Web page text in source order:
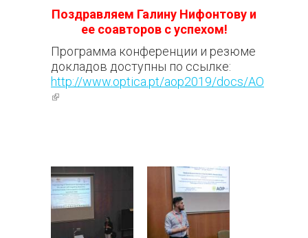
Поздравляем Галину Нифонтову и
ее соавторов с успехом!
Программа конференции и резюме
докладов доступны по ссылке:
http://www.optica.pt/aop2019/docs/
(внешняя ссылка)